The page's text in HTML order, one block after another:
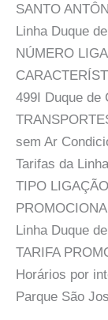
SANTO
Linha Duque
NÚMERO
499I Duque de
sem Ar
Tarifas da
TIPO
Linha Duque
TARIFA
Horários por
Parque São